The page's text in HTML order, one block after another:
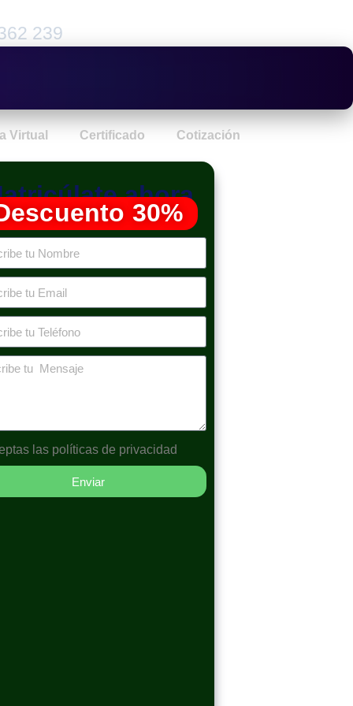
239
Virtual Certificado Cotización
ahora
30%
las políticas de privacidad
Enviar